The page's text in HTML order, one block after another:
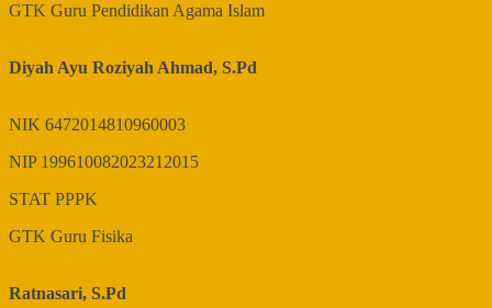
GTK Guru Pendidikan Agama Islam
Diyah Ayu Roziyah Ahmad, S.Pd
NIK 6472014810960003
NIP 199610082023212015
STAT PPPK
GTK Guru Fisika
Ratnasari, S.Pd